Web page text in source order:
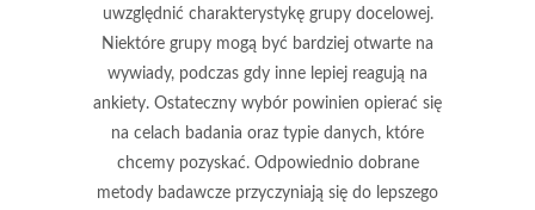
uwzględnić charakterystykę grupy docelowej.
Niektóre grupy mogą być bardziej otwarte na
wywiady, podczas gdy inne lepiej reagują na
ankiety. Ostateczny wybór powinien opierać się
na celach badania oraz typie danych, które
chcemy pozyskać. Odpowiednio dobrane
metody badawcze przyczyniają się do lepszego